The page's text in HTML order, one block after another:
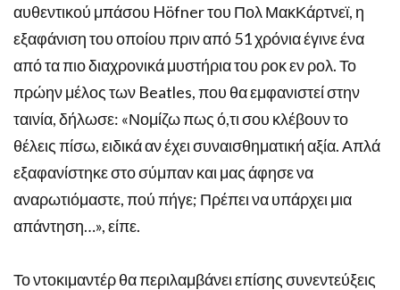
αυθεντικού μπάσου Höfner του Πολ ΜακΚάρτνεϊ, η
εξαφάνιση του οποίου πριν από 51 χρόνια έγινε ένα
από τα πιο διαχρονικά μυστήρια του ροκ εν ρολ. Το
πρώην μέλος των Beatles, που θα εμφανιστεί στην
ταινία, δήλωσε: «Νομίζω πως ό,τι σου κλέβουν το
θέλεις πίσω, ειδικά αν έχει συναισθηματική αξία. Απλά
εξαφανίστηκε στο σύμπαν και μας άφησε να
αναρωτιόμαστε, πού πήγε; Πρέπει να υπάρχει μια
απάντηση…», είπε.
Το ντοκιμαντέρ θα περιλαμβάνει επίσης συνεντεύξεις